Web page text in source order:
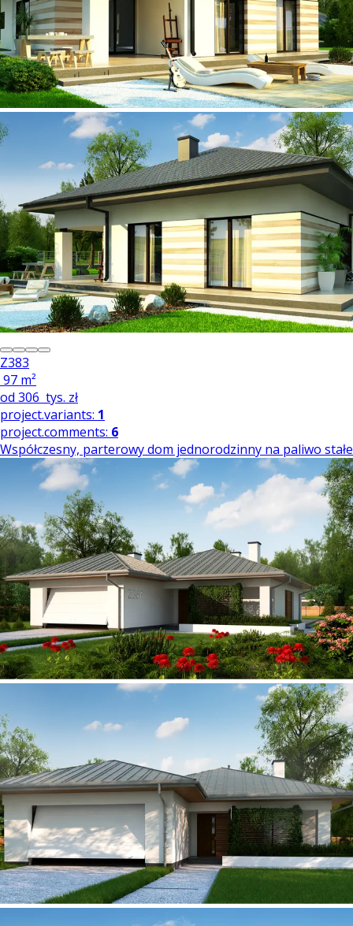
Z383
97 m²
od 306 tys. zł
project.variants: 1
project.comments: 6
Współczesny, parterowy dom jednorodzinny na paliwo stałe